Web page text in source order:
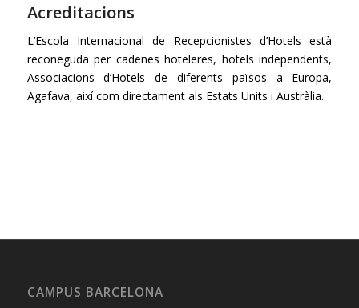
Acreditacions
L’Escola Internacional de Recepcionistes d’Hotels està
reconeguda per cadenes hoteleres, hotels independents,
Associacions d’Hotels de diferents països a Europa,
Agafava, així com directament als Estats Units i Austràlia.
CAMPUS BARCELONA